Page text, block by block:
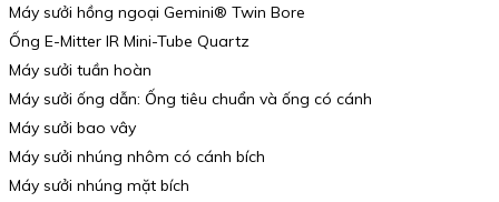
Máy sưởi hồng ngoại Gemini® Twin Bore
Ống E-Mitter IR Mini-Tube Quartz
Máy sưởi tuần hoàn
Máy sưởi ống dẫn: Ống tiêu chuẩn và ống có cánh
Máy sưởi bao vây
Máy sưởi nhúng nhôm có cánh bích
Máy sưởi nhúng mặt bích